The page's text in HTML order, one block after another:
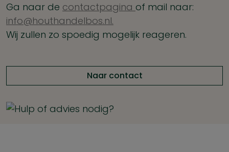
Ga naar de contactpagina of mail naar:
info@houthandelbos.nl.
Wij zullen zo spoedig mogelijk reageren.
Naar contact